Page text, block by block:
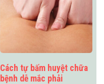
Cách tự bấm huyệt chữa
bệnh dễ mắc phải